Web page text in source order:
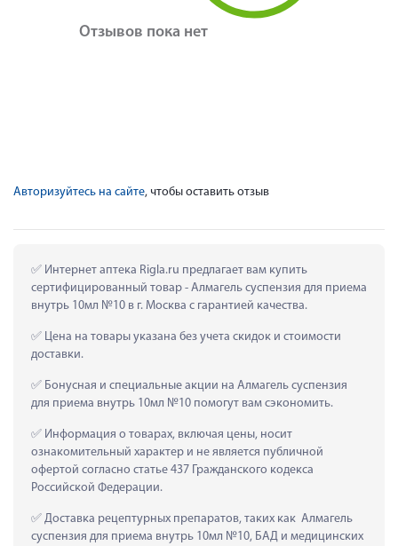
Отзывов пока нет
Авторизуйтесь на сайте, чтобы оставить отзыв
Интернет аптека Rigla.ru предлагает вам купить
сертифицированный товар - Алмагель суспензия для приема
внутрь 10мл №10 в г. Москва с гарантией качества.
Цена на товары указана без учета скидок и стоимости
доставки.
Бонусная и специальные акции на Алмагель суспензия
для приема внутрь 10мл №10 помогут вам сэкономить.
Информация о товарах, включая цены, носит
ознакомительный характер и не является публичной
офертой согласно статье 437 Гражданского кодекса
Российской Федерации.
Доставка рецептурных препаратов, таких как  Алмагель
суспензия для приема внутрь 10мл №10, БАД и медицинских